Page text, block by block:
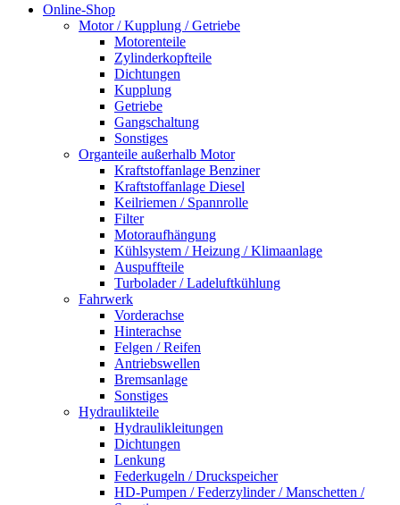
Online-Shop
Motor / Kupplung / Getriebe
Motorenteile
Zylinderkopfteile
Dichtungen
Kupplung
Getriebe
Gangschaltung
Sonstiges
Organteile außerhalb Motor
Kraftstoffanlage Benziner
Kraftstoffanlage Diesel
Keilriemen / Spannrolle
Filter
Motoraufhängung
Kühlsystem / Heizung / Klimaanlage
Auspuffteile
Turbolader / Ladeluftkühlung
Fahrwerk
Vorderachse
Hinterachse
Felgen / Reifen
Antriebswellen
Bremsanlage
Sonstiges
Hydraulikteile
Hydraulikleitungen
Dichtungen
Lenkung
Federkugeln / Druckspeicher
HD-Pumpen / Federzylinder / Manschetten /